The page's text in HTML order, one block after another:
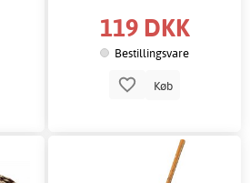
119 DKK
Bestillingsvare
Køb